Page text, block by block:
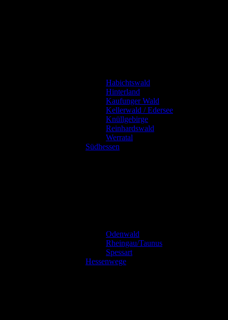
Habichtswald
Hinterland
Kaufunger Wald
Kellerwald / Edersee
Knüllgebirge
Reinhardswald
Werratal
Südhessen
Odenwald
Rheingau/Taunus
Spessart
Hessenwege